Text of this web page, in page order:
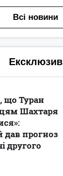
Всі новини
Ексклюзив
що Туран
Шахтаря
дав прогноз
другого